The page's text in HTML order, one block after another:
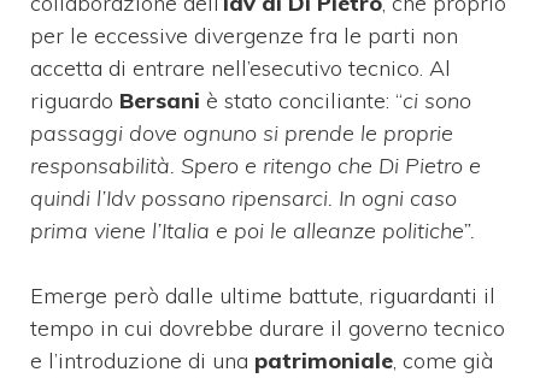
per le eccessive divergenze fra le parti non
accetta di entrare nell’esecutivo tecnico. Al
riguardo Bersani è stato conciliante: “ci sono
passaggi dove ognuno si prende le proprie
responsabilità. Spero e ritengo che Di Pietro e
quindi l’Idv possano ripensarci. In ogni caso
prima viene l’Italia e poi le alleanze politiche”.
Emerge però dalle ultime battute, riguardanti il
tempo in cui dovrebbe durare il governo tecnico
e l’introduzione di una patrimoniale, come già